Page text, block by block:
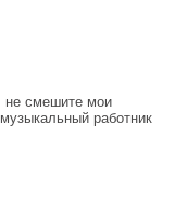
не смешите мои
работник